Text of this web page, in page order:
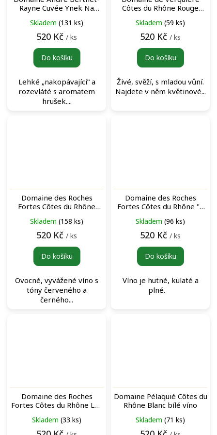
Rayne Cuvée Ynek Na
Rhône bílé víno
Skladem (131 ks)
520 Kč / ks
Do košíku
Lehké „nakopávající“ a
rozevláté s aromatem
hrušek....
Côtes du Rhône Rouge
Skladem (59 ks)
520 Kč / ks
Do košíku
Živé, svěží, s mladou vůní.
Najdete v něm květinové...
Domaine des Roches
Fortes Côtes du Rhône
víno
Skladem (158 ks)
520 Kč / ks
Do košíku
Ovocné, vyvážené víno s
tóny červeného a
černého...
Domaine des Roches
Fortes Côtes du Rhône "A
Skladem (96 ks)
520 Kč / ks
Do košíku
Víno je hutné, kulaté a
plné.
Domaine des Roches
Fortes Côtes du Rhône Les
červené víno
Skladem (33 ks)
Domaine Pélaquié Côtes du
Rhône Blanc bílé víno
Skladem (71 ks)